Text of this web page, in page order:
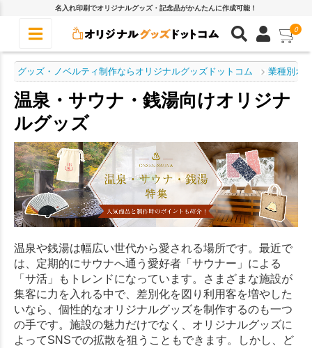
名入れ印刷でオリジナルグッズ・記念品がかんたんに作成可能！
0
グッズ・ノベルティ制作ならオリジナルグッズドットコム 業種別オ
温泉・サウナ・銭湯向けオリジナ
ルグッズ
温泉や銭湯は幅広い世代から愛される場所です。最近で
は、定期的にサウナへ通う愛好者「サウナー」による
「サ活」もトレンドになっています。さまざまな施設が
集客に力を入れる中で、差別化を図り利用客を増やした
いなら、個性的なオリジナルグッズを制作するのも一つ
の手です。施設の魅力だけでなく、オリジナルグッズに
よってSNSでの拡散を狙うこともできます。しかし、ど